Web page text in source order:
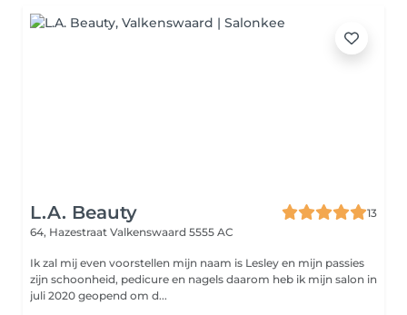
L.A. Beauty
13
64, Hazestraat Valkenswaard 5555 AC
Ik zal mij even voorstellen mijn naam is Lesley en mijn passies
zijn schoonheid, pedicure en nagels daarom heb ik mijn salon in
juli 2020 geopend om d...